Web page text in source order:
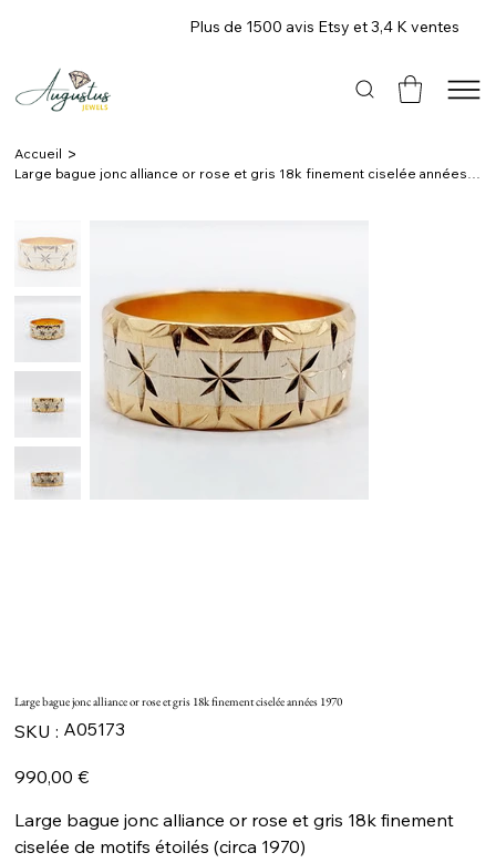
Plus de 1500 avis Etsy et 3,4 K ventes
Accueil >
Large bague jonc alliance or rose et gris 18k finement ciselée années 1970
Large bague jonc alliance or rose et gris 18k finement ciselée années 1970
SKU :
SKU
A05173
A05173
990,00 €
Large bague jonc alliance or rose et gris 18k finement
ciselée de motifs étoilés (circa 1970)